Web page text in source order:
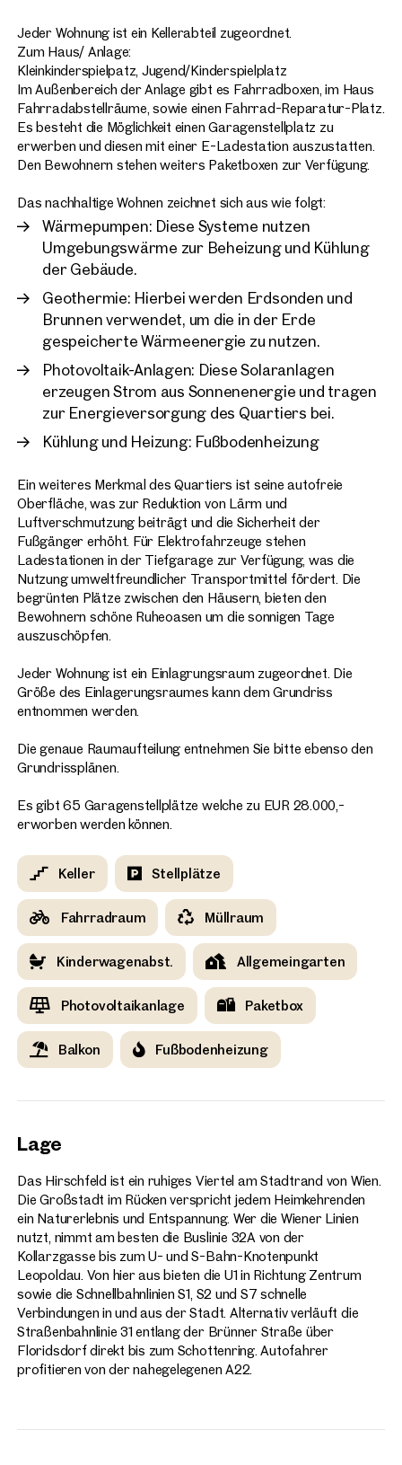
Jeder Wohnung ist ein Kellerabteil zugeordnet.
Zum Haus/ Anlage:
Kleinkinderspielpatz, Jugend/Kinderspielplatz
Im Außenbereich der Anlage gibt es Fahrradboxen, im Haus
Fahrradabstellräume, sowie einen Fahrrad-Reparatur-Platz.
Es besteht die Möglichkeit einen Garagenstellplatz zu
erwerben und diesen mit einer E-Ladestation auszustatten.
Den Bewohnern stehen weiters Paketboxen zur Verfügung.
Das nachhaltige Wohnen zeichnet sich aus wie folgt:
Wärmepumpen: Diese Systeme nutzen
Umgebungswärme zur Beheizung und Kühlung
der Gebäude.
Geothermie: Hierbei werden Erdsonden und
Brunnen verwendet, um die in der Erde
gespeicherte Wärmeenergie zu nutzen.
Photovoltaik-Anlagen: Diese Solaranlagen
erzeugen Strom aus Sonnenenergie und tragen
zur Energieversorgung des Quartiers bei.
Kühlung und Heizung: Fußbodenheizung
Ein weiteres Merkmal des Quartiers ist seine autofreie
Oberfläche, was zur Reduktion von Lärm und
Luftverschmutzung beiträgt und die Sicherheit der
Fußgänger erhöht. Für Elektrofahrzeuge stehen
Ladestationen in der Tiefgarage zur Verfügung, was die
Nutzung umweltfreundlicher Transportmittel fördert. Die
begrünten Plätze zwischen den Häusern, bieten den
Bewohnern schöne Ruheoasen um die sonnigen Tage
auszuschöpfen.
Jeder Wohnung ist ein Einlagrungsraum zugeordnet. Die
Größe des Einlagerungsraumes kann dem Grundriss
entnommen werden.
Die genaue Raumaufteilung entnehmen Sie bitte ebenso den
Grundrissplänen.
Es gibt 65 Garagenstellplätze welche zu EUR 28.000,-
erworben werden können.
Keller Stellplätze
Fahrradraum Müllraum
Kinderwagenabst. Allgemeingarten
Photovoltaikanlage Paketbox
Balkon Fußbodenheizung
Lage
Das Hirschfeld ist ein ruhiges Viertel am Stadtrand von Wien.
Die Großstadt im Rücken verspricht jedem Heimkehrenden
ein Naturerlebnis und Entspannung. Wer die Wiener Linien
nutzt, nimmt am besten die Buslinie 32A von der
Kollarzgasse bis zum U- und S-Bahn-Knotenpunkt
Leopoldau. Von hier aus bieten die U1 in Richtung Zentrum
sowie die Schnellbahnlinien S1, S2 und S7 schnelle
Verbindungen in und aus der Stadt. Alternativ verläuft die
Straßenbahnlinie 31 entlang der Brünner Straße über
Floridsdorf direkt bis zum Schottenring. Autofahrer
profitieren von der nahegelegenen A22.